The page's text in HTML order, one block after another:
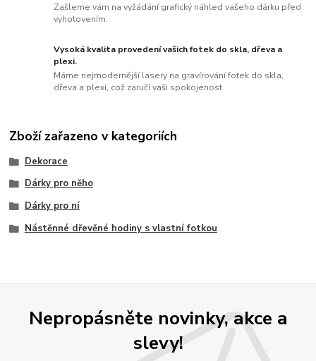
Zašleme vám na vyžádání grafický náhled vašeho dárku před
vyhotovením.
Vysoká kvalita provedení vašich fotek do skla, dřeva a
plexi.
Máme nejmodernější lasery na gravírování fotek do skla,
dřeva a plexi, což zaručí vaši spokojenost.
Zboží zařazeno v kategoriích
Dekorace
Dárky pro něho
Dárky pro ní
Nástěnné dřevěné hodiny s vlastní fotkou
Nepropásněte novinky, akce a
slevy!